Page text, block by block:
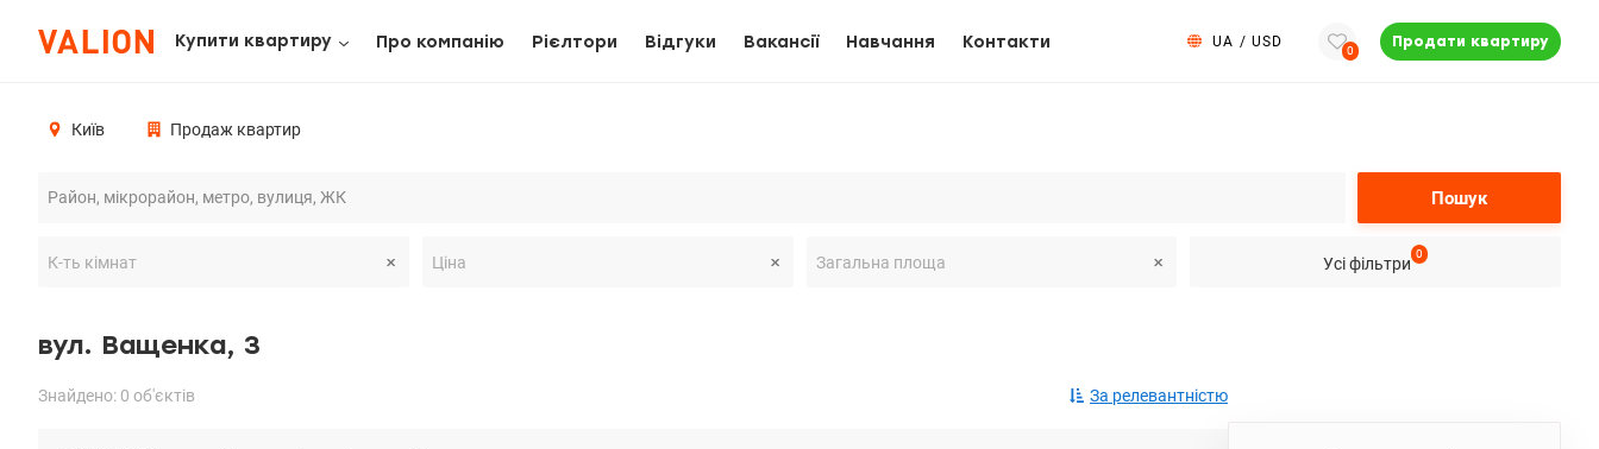
Купити квартиру Про компанію Рієлтори Відгуки Вакансії Навчання Контакти UA / USD
0
Продати квартиру
Київ Продаж квартир
Пошук
Усі фільтри
0
вул. Ващенка, 3
Знайдено: 0 об'єктів За релевантністю